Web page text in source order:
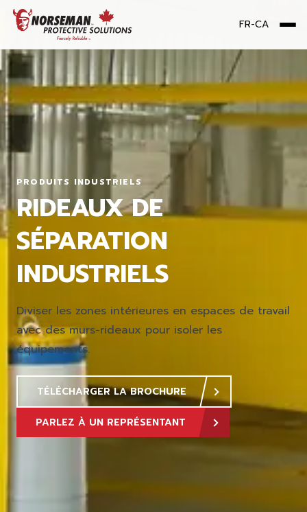
FR-CA
PRODUITS INDUSTRIELS
RIDEAUX DE
SÉPARATION
INDUSTRIELS
Diviser les zones intérieures en espaces de travail
avec des murs-rideaux pour isoler les
équipements.
TÉLÉCHARGER LA BROCHURE
PARLEZ À UN REPRÉSENTANT